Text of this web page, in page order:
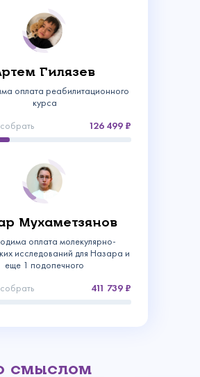
Гилязев
оплата реабилитационного
курса
126 499
Мухаметзянов
оплата молекулярно-
исследований для Назара и
еще 1 подопечного
411 739
смыслом
поступило в Фонд!
аккаунт
с
нами
Сумма